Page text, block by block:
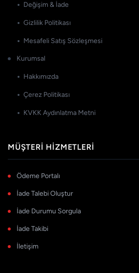
Değişim & İade
Gizlilik Politikası
Mesafeli Satış Sözleşmesi
Kurumsal
Hakkımızda
Çerez Politikası
KVKK Aydınlatma Metni
MÜŞTERI HIZMETLERI
Ödeme Portalı
İade Talebi Oluştur
İade Durumu Sorgula
İade Takibi
İletişim